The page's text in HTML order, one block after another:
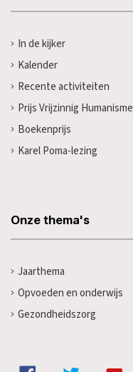
In de kijker
Kalender
Recente activiteiten
Prijs Vrijzinnig Humanisme
Boekenprijs
Karel Poma-lezing
Onze thema's
Jaarthema
Opvoeden en onderwijs
Gezondheidszorg